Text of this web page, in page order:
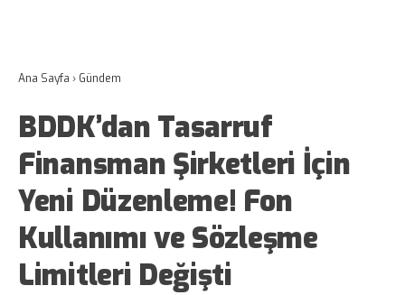
Ana Sayfa › Gündem
BDDK’dan Tasarruf
Finansman Şirketleri İçin
Yeni Düzenleme! Fon
Kullanımı ve Sözleşme
Limitleri Değişti